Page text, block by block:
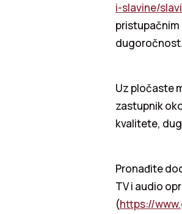
i-slavine/
pristupačnim
dugoročnost.
Uz pločaste
zastupnik
kvalitete,
Pronađite
TV i audio
(https://